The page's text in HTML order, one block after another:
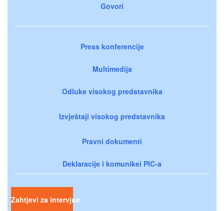
Govori
Press konferencije
Multimedija
Odluke visokog predstavnika
Izvještaji visokog predstavnika
Pravni dokumenti
Deklaracije i komunikei PIC-a
Zahtjevi za intervjue